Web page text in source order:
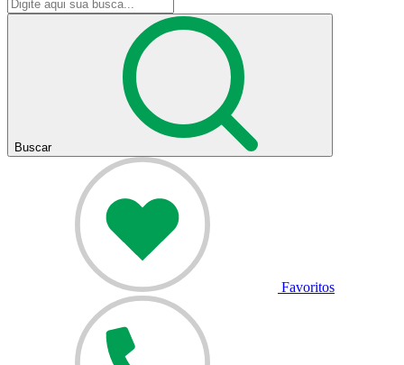
Buscar
Favoritos